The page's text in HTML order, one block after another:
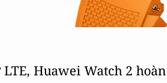
Huawei Watch 2